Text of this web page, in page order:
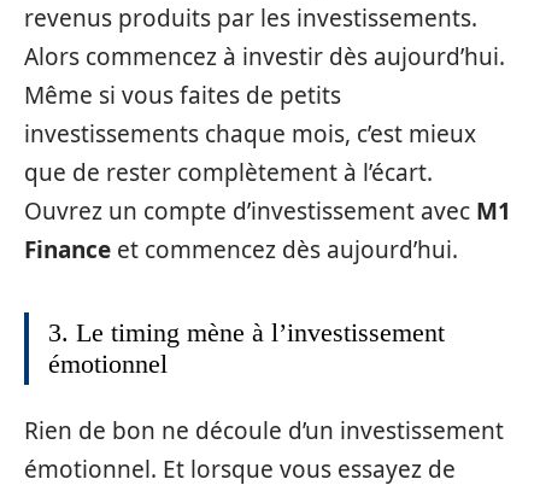
revenus produits par les investissements.
Alors commencez à investir dès aujourd’hui.
Même si vous faites de petits
investissements chaque mois, c’est mieux
que de rester complètement à l’écart.
Ouvrez un compte d’investissement avec M1
Finance et commencez dès aujourd’hui.
3. Le timing mène à l’investissement
émotionnel
Rien de bon ne découle d’un investissement
émotionnel. Et lorsque vous essayez de